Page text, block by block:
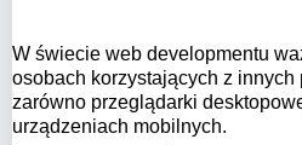
W świecie web developmentu
osobach korzystających z
zarówno przeglądarki
urządzeniach mobilnych.